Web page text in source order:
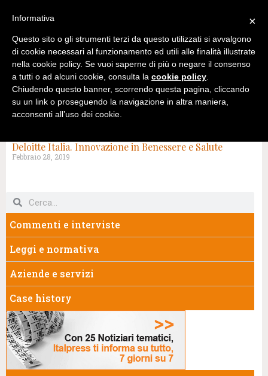
Deloitte Italia. Innovazione in Benessere e Salute
Febbraio 28, 2019
Commenti e interviste
Leggi e normativa
Aziende e servizi
Case history
×
Informativa
Questo sito o gli strumenti terzi da questo utilizzati si avvalgono
di cookie necessari al funzionamento ed utili alle finalità illustrate
nella cookie policy. Se vuoi saperne di più o negare il consenso
a tutti o ad alcuni cookie, consulta la cookie policy.
Chiudendo questo banner, scorrendo questa pagina, cliccando
su un link o proseguendo la navigazione in altra maniera,
acconsenti all’uso dei cookie.